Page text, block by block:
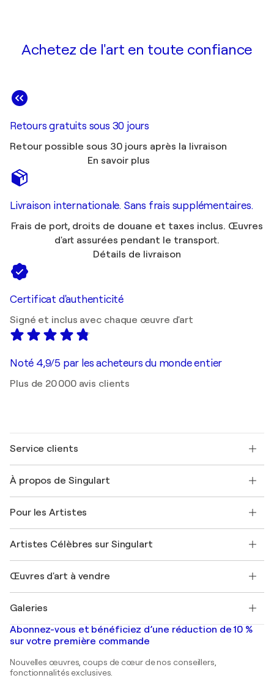
Achetez de l'art en toute confiance
Retours gratuits sous 30 jours
Retour possible sous 30 jours après la livraison
En savoir plus
Livraison internationale. Sans frais supplémentaires.
Frais de port, droits de douane et taxes inclus. Œuvres
d'art assurées pendant le transport.
Détails de livraison
Certificat d'authenticité
Signé et inclus avec chaque œuvre d'art
Noté 4,9/5 par les acheteurs du monde entier
Plus de 20 000 avis clients
Service clients
Expédition
Offrir une carte cadeau
Rejoignez notre programme commercial
Mon compte
+33 1 76 44 06 42
À propos de Singulart
FAQ
Magazine Singulart
Emplois
Découvrez une sélection d'art original
Pour les Artistes
Se connecter en tant qu'Artiste
Artistes Célèbres sur Singulart
Marc Chagall
Banksy
Mr. Brainwash
Shepard Fairey
Œuvres d'art à vendre
Tableaux abstraits à vendre
Peintures de paysage
Estampes
Peintures acryliques
Galeries
Galeries d'art en France
Galeries d'art en Belgique
Abonnez-vous et bénéficiez d’une réduction de 10 %
sur votre première commande
Nouvelles œuvres, coups de cœur de nos conseillers,
fonctionnalités exclusives.